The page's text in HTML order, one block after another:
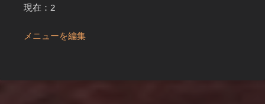
現在：2
メニューを編集